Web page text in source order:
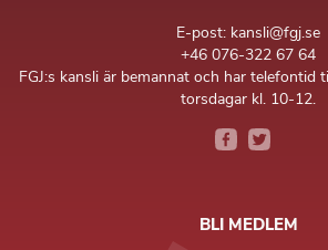
E-post: kansli@fgj.se
+46 076-322 67 64
FGJ:s kansli är bemannat och har telefontid
torsdagar kl. 10-12.
BLI MEDLEM